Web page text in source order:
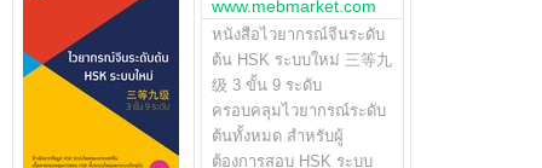
www.mebmarket.com
หนังสือไวยากรณ์จีนระดับ
ต้น HSK ระบบใหม่ 三等九
级 3 ขั้น 9 ระดับ
ครอบคลุมไวยากรณ์ระดับ
ต้นทั้งหมด สำหรับผู้
ต้องการสอบ HSK ระบบ